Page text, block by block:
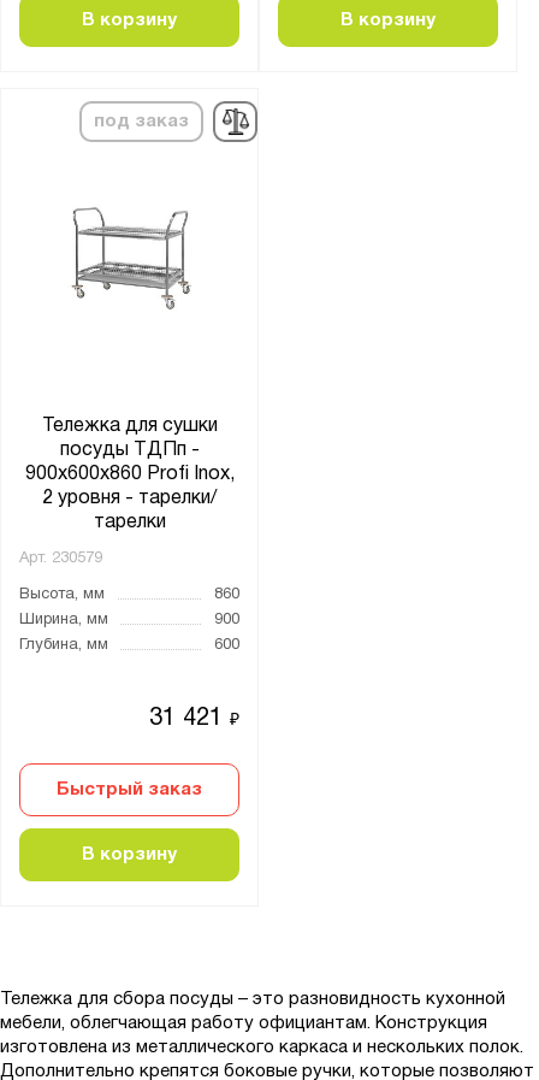
В корзину В корзину
под заказ
Тележка для сушки
посуды ТДПп -
900x600x860 Profi Inox,
2 уровня - тарелки/
тарелки
Арт. 230579
Высота, мм
860
Ширина, мм
900
Глубина, мм
600
31 421₽
Быстрый заказ
В корзину
Тележка для сбора посуды – это разновидность кухонной
мебели, облегчающая работу официантам. Конструкция
изготовлена из металлического каркаса и нескольких полок.
Дополнительно крепятся боковые ручки, которые позволяют